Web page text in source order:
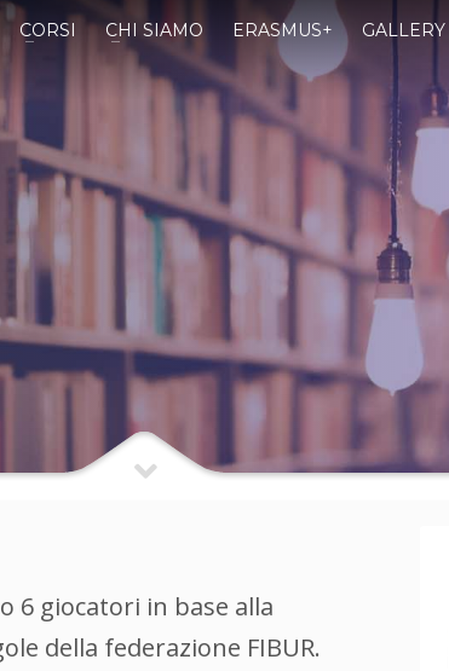
CORSI CHI SIAMO ERASMUS+ GALLERY
6 giocatori in base alla
della federazione FIBUR.